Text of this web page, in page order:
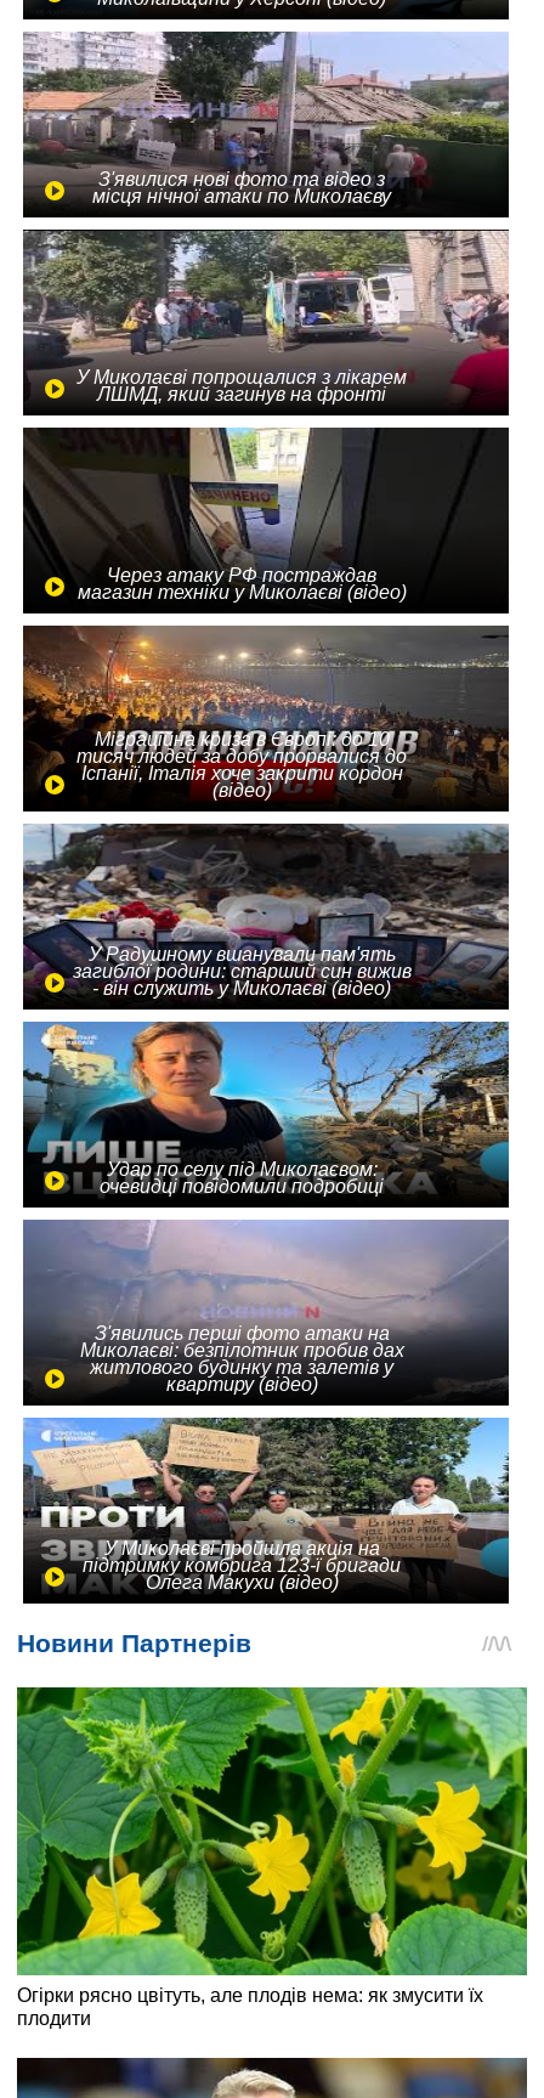
З'явилися нові фото та відео з
місця нічної атаки по Миколаєву
У Миколаєві попрощалися з лікарем
ЛШМД, який загинув на фронті
Через атаку РФ постраждав
магазин техніки у Миколаєві (відео)
Міграційна криза в Європі: до 10
тисяч людей за добу прорвалися до
Іспанії, Італія хоче закрити кордон
(відео)
У Радушному вшанували пам'ять
загиблої родини: старший син вижив
- він служить у Миколаєві (відео)
Удар по селу під Миколаєвом:
очевидці повідомили подробиці
З'явились перші фото атаки на
Миколаєві: безпілотник пробив дах
житлового будинку та залетів у
квартиру (відео)
У Миколаєві пройшла акція на
підтримку комбрига 123-ї бригади
Олега Макухи (відео)